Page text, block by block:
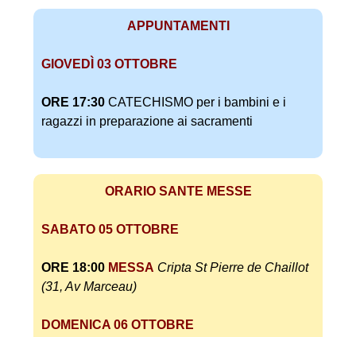
APPUNTAMENTI
GIOVEDÌ 03 OTTOBRE
ORE 17:30 CATECHISMO per i bambini e i
ragazzi in preparazione ai sacramenti
ORARIO SANTE MESSE
SABATO 05 OTTOBRE
ORE 18:00 MESSA Cripta St Pierre de Chaillot
(31, Av Marceau)
DOMENICA 06 OTTOBRE